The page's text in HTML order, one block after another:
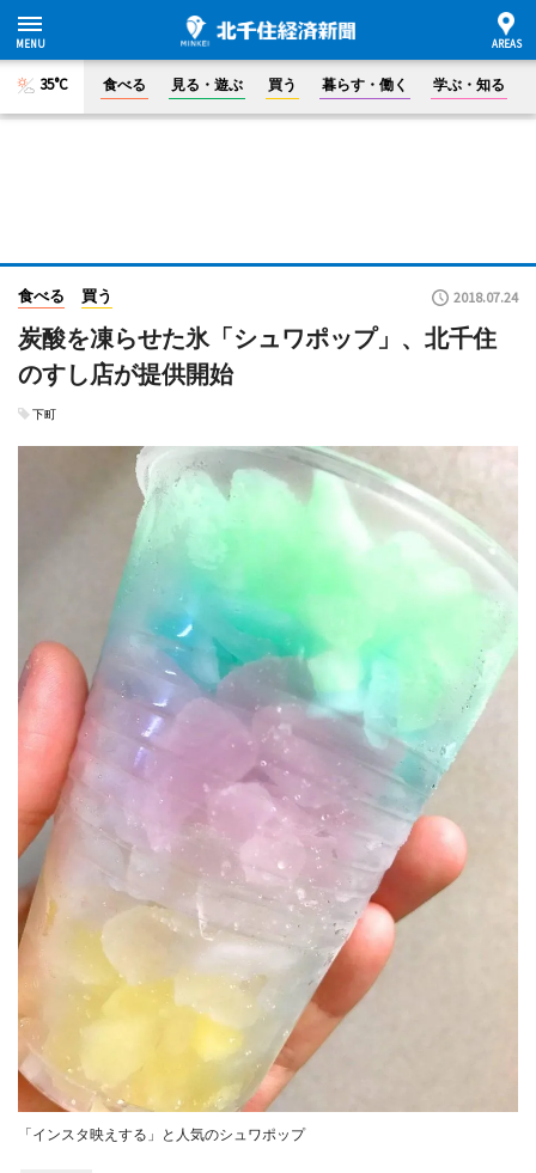
35°C 食べる 見る・遊ぶ 買う 暮らす・働く 学ぶ・知る
食べる 買う 2018.07.24
炭酸を凍らせた氷「シュワポップ」、北千住
のすし店が提供開始
下町
「インスタ映えする」と人気のシュワポップ